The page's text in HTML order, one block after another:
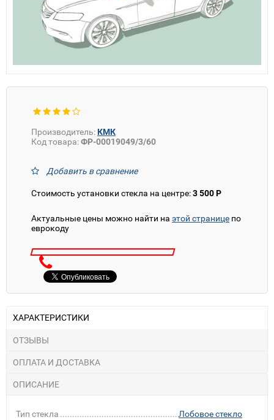
Производитель: КМК
Код товара:ФР-00019049/3/60
Добавить в сравнение
Стоимость установки стекла на центре:3 500 Р
Актуальные цены можно найти на этой странице по
еврокоду
ХАРАКТЕРИСТИКИ
ОТЗЫВЫ
ОПЛАТА И ДОСТАВКА
ОПИСАНИЕ
Тип стекла
Лобовое стекло